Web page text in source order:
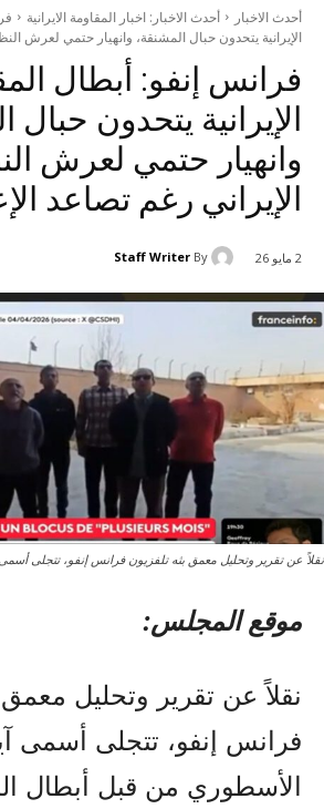
أحدث الاخبار أحدث الاخبار: اخبار المقاومة الايرانية
الإيرانية يتحدون حبال المشنقة، وانهيار حتمي لعرش
فرانس إنفو: أبطال
الإيرانية يتحدون حبال
وانهيار حتمي لعرش
الإيراني رغم تصاعد
2 مايو 26 By
Staff Writer
نقلاً عن تقرير وتحليل معمق بثه تلفزيون فرانس إنفو، تتجلى
موقع المجلس:
نقلاً عن تقرير وتحليل معمق
فرانس إنفو، تتجلى أسمى
الأسطوري من قبل أبطال